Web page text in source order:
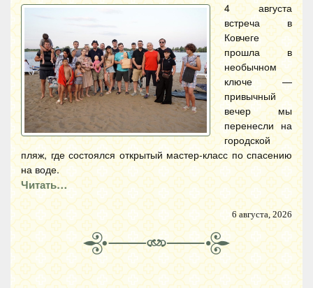
4 августа
встреча в
Ковчеге
прошла в
необычном
ключе —
привычный
вечер мы
перенесли на
городской
пляж, где состоялся открытый мастер-класс по спасению
на воде.
Читать…
6 августа, 2026